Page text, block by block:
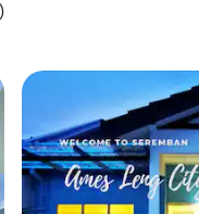
moyenne sur la base